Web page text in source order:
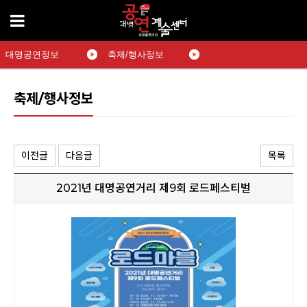
대명공연정보 축제/행사정보
축제/행사정보
이전글 다음글 목록
2021년 대명공연거리 제9회 로드페스티벌